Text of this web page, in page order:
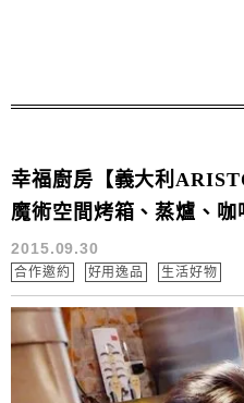
幸福廚房【義大利
魔術空間烤箱、蒸爐、咖
2015.09.30
合作邀約 好用逸品 生活好物